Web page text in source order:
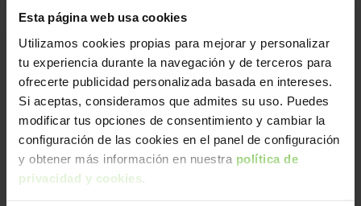
Esta página web usa cookies
Utilizamos cookies propias para mejorar y personalizar
tu experiencia durante la navegación y de terceros para
ofrecerte publicidad personalizada basada en intereses.
Si aceptas, consideramos que admites su uso. Puedes
modificar tus opciones de consentimiento y cambiar la
configuración de las cookies en el panel de configuración
y obtener más información en nuestra política de
privacidad y cookies
Audi A3
Sportback 30 TFSI Advanced S tronic
2022 | 46.477km | 110CV | Automático
20.890€
Mild hybrid 321€
24h
↓ 500€